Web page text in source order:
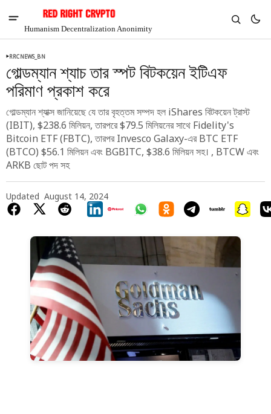
Humanism Decentralization Anonimity
Chia
-4.8%
RRCNEWS_BN
গোল্ডম্যান শ্যাচ তার স্পট বিটকয়েন ইটিএফ
পরিমাণ প্রকাশ করে
গোল্ডম্যান শ্যাক্স জানিয়েছে যে তার বৃহত্তম সম্পদ হল iShares বিটকয়েন ট্রাস্ট
(IBIT), $238.6 মিলিয়ন, তারপরে $79.5 মিলিয়নের সাথে Fidelity's
Bitcoin ETF (FBTC), তারপর Invesco Galaxy-এর BTC ETF
(BTCO) $56.1 মিলিয়ন এবং BGBITC, $38.6 মিলিয়ন সহ। , BTCW এবং
ARKB ছোট পদ সহ
Updated August 14, 2024